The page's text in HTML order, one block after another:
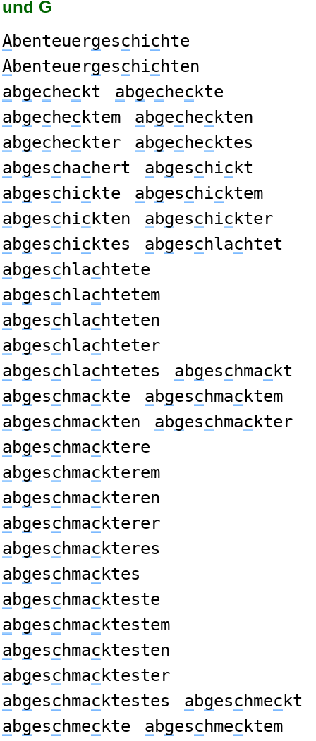
und G
Abenteuergeschichte
Abenteuergeschichten
abgechec kt abgechec kte
abgechec ktem abgechec kten
abgechec kter abgechec ktes
abgeschachert abgeschic kt
abgeschic kte abgeschic ktem
abgeschic kten abgeschic kter
abgeschic ktes abgeschlachtet
abgeschlachtete
abgeschlachtetem
abgeschlachteten
abgeschlachteter
abgeschlachtetes abgeschmac kt
abgeschmac kte abgeschmac ktem
abgeschmac kten abgeschmac kter
abgeschmac ktere
abgeschmac kterem
abgeschmac kteren
abgeschmac kterer
abgeschmac kteres
abgeschmac ktes
abgeschmac kteste
abgeschmac ktestem
abgeschmac ktesten
abgeschmac ktester
abgeschmac ktestes abgeschmec kt
abgeschmec kte abgeschmec ktem